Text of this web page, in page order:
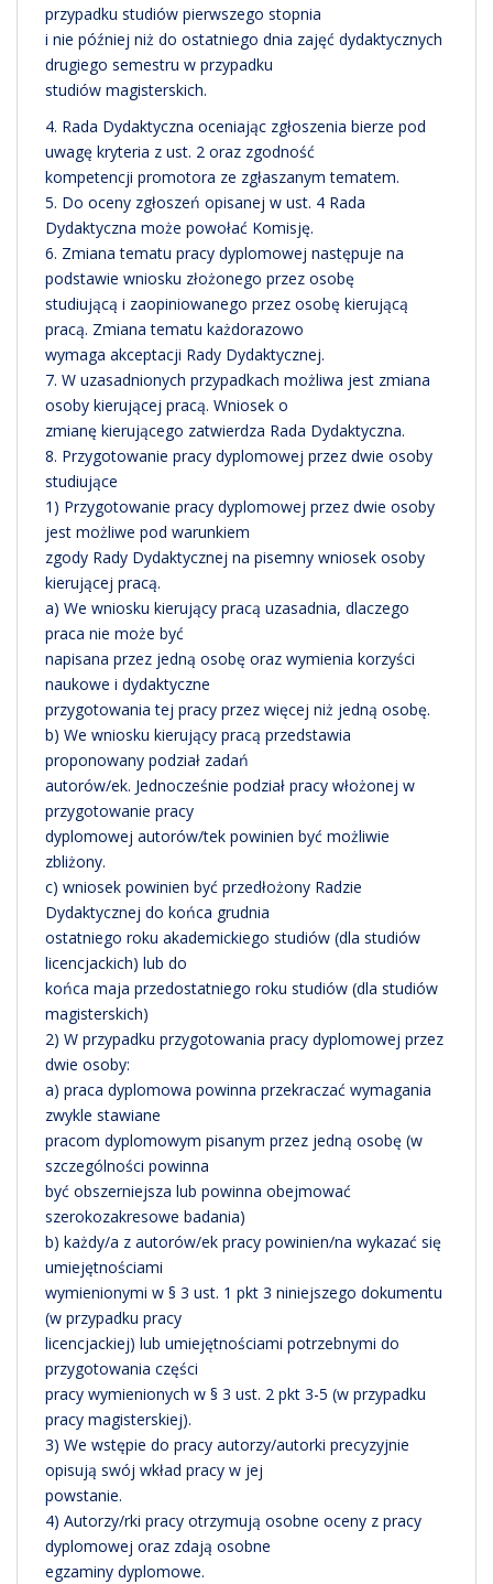
przypadku studiów pierwszego stopnia
i nie później niż do ostatniego dnia zajęć dydaktycznych
drugiego semestru w przypadku
studiów magisterskich.
4. Rada Dydaktyczna oceniając zgłoszenia bierze pod
uwagę kryteria z ust. 2 oraz zgodność
kompetencji promotora ze zgłaszanym tematem.
5. Do oceny zgłoszeń opisanej w ust. 4 Rada
Dydaktyczna może powołać Komisję.
6. Zmiana tematu pracy dyplomowej następuje na
podstawie wniosku złożonego przez osobę
studiującą i zaopiniowanego przez osobę kierującą
pracą. Zmiana tematu każdorazowo
wymaga akceptacji Rady Dydaktycznej.
7. W uzasadnionych przypadkach możliwa jest zmiana
osoby kierującej pracą. Wniosek o
zmianę kierującego zatwierdza Rada Dydaktyczna.
8. Przygotowanie pracy dyplomowej przez dwie osoby
studiujące
1) Przygotowanie pracy dyplomowej przez dwie osoby
jest możliwe pod warunkiem
zgody Rady Dydaktycznej na pisemny wniosek osoby
kierującej pracą.
a) We wniosku kierujący pracą uzasadnia, dlaczego
praca nie może być
napisana przez jedną osobę oraz wymienia korzyści
naukowe i dydaktyczne
przygotowania tej pracy przez więcej niż jedną osobę.
b) We wniosku kierujący pracą przedstawia
proponowany podział zadań
autorów/ek. Jednocześnie podział pracy włożonej w
przygotowanie pracy
dyplomowej autorów/tek powinien być możliwie
zbliżony.
c) wniosek powinien być przedłożony Radzie
Dydaktycznej do końca grudnia
ostatniego roku akademickiego studiów (dla studiów
licencjackich) lub do
końca maja przedostatniego roku studiów (dla studiów
magisterskich)
2) W przypadku przygotowania pracy dyplomowej przez
dwie osoby:
a) praca dyplomowa powinna przekraczać wymagania
zwykle stawiane
pracom dyplomowym pisanym przez jedną osobę (w
szczególności powinna
być obszerniejsza lub powinna obejmować
szerokozakresowe badania)
b) każdy/a z autorów/ek pracy powinien/na wykazać się
umiejętnościami
wymienionymi w § 3 ust. 1 pkt 3 niniejszego dokumentu
(w przypadku pracy
licencjackiej) lub umiejętnościami potrzebnymi do
przygotowania części
pracy wymienionych w § 3 ust. 2 pkt 3-5 (w przypadku
pracy magisterskiej).
3) We wstępie do pracy autorzy/autorki precyzyjnie
opisują swój wkład pracy w jej
powstanie.
4) Autorzy/rki pracy otrzymują osobne oceny z pracy
dyplomowej oraz zdają osobne
egzaminy dyplomowe.